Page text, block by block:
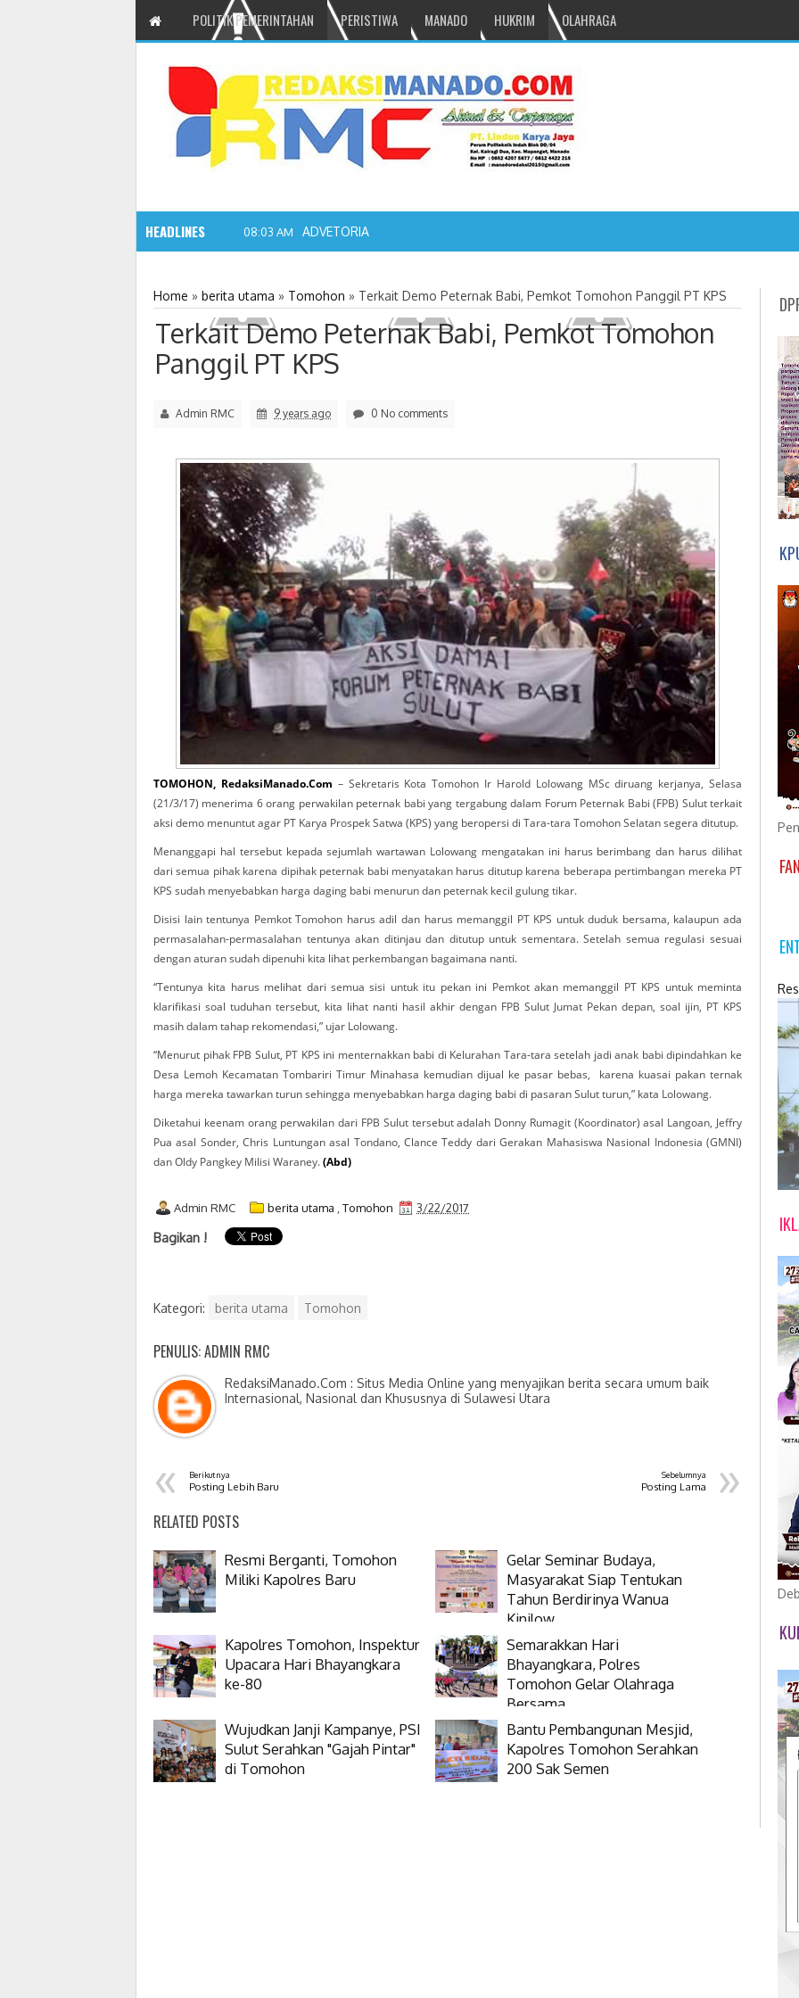
POLITIK PEMERINTAHAN PERISTIWA MANADO HUKRIM OLAHRAGA
HEADLINES 08:03 AM ADVETORIAL JONRU GANTIKAN MONO PIMPIN DPRD TOMO
Home » berita utama » Tomohon » Terkait Demo Peternak Babi, Pemkot Tomohon Panggil PT KPS
Terkait Demo Peternak Babi, Pemkot Tomohon
Panggil PT KPS
Admin RMC 9 years ago 0 No comments
TOMOHON, RedaksiManado.Com – Sekretaris Kota Tomohon Ir Harold Lolowang MSc diruang kerjanya, Selasa
(21/3/17) menerima 6 orang perwakilan peternak babi yang tergabung dalam Forum Peternak Babi (FPB) Sulut terkait
aksi demo menuntut agar PT Karya Prospek Satwa (KPS) yang beropersi di Tara-tara Tomohon Selatan segera ditutup.
Menanggapi hal tersebut kepada sejumlah wartawan Lolowang mengatakan ini harus berimbang dan harus dilihat
dari semua pihak karena dipihak peternak babi menyatakan harus ditutup karena beberapa pertimbangan mereka PT
KPS sudah menyebabkan harga daging babi menurun dan peternak kecil gulung tikar.
Disisi lain tentunya Pemkot Tomohon harus adil dan harus memanggil PT KPS untuk duduk bersama, kalaupun ada
permasalahan-permasalahan tentunya akan ditinjau dan ditutup untuk sementara. Setelah semua regulasi sesuai
dengan aturan sudah dipenuhi kita lihat perkembangan bagaimana nanti.
“Tentunya kita harus melihat dari semua sisi untuk itu pekan ini Pemkot akan memanggil PT KPS untuk meminta
klarifikasi soal tuduhan tersebut, kita lihat nanti hasil akhir dengan FPB Sulut Jumat Pekan depan, soal ijin, PT KPS
masih dalam tahap rekomendasi,” ujar Lolowang.
“Menurut pihak FPB Sulut, PT KPS ini menternakkan babi di Kelurahan Tara-tara setelah jadi anak babi dipindahkan ke
Desa Lemoh Kecamatan Tombariri Timur Minahasa kemudian dijual ke pasar bebas, karena kuasai pakan ternak
harga mereka tawarkan turun sehingga menyebabkan harga daging babi di pasaran Sulut turun,” kata Lolowang.
Diketahui keenam orang perwakilan dari FPB Sulut tersebut adalah Donny Rumagit (Koordinator) asal Langoan, Jeffry
Pua asal Sonder, Chris Luntungan asal Tondano, Clance Teddy dari Gerakan Mahasiswa Nasional Indonesia (GMNI)
dan Oldy Pangkey Milisi Waraney.(Abd)
Admin RMC berita utama Tomohon 3/22/2017
Bagikan !
Kategori: berita utama Tomohon
PENULIS: ADMIN RMC
RedaksiManado.Com : Situs Media Online yang menyajikan berita secara umum baik
Internasional, Nasional dan Khususnya di Sulawesi Utara
« Berikutnya
Posting Lebih Baru »
Sebelumnya
Posting Lama
RELATED POSTS
Resmi Berganti, Tomohon
Miliki Kapolres Baru
Gelar Seminar Budaya,
Masyarakat Siap Tentukan
Tahun Berdirinya Wanua
Kinilow
Kapolres Tomohon, Inspektur
Upacara Hari Bhayangkara
ke-80
Semarakkan Hari
Bhayangkara, Polres
Tomohon Gelar Olahraga
Bersama
Wujudkan Janji Kampanye, PSI
Sulut Serahkan "Gajah Pintar"
di Tomohon
Bantu Pembangunan Mesjid,
Kapolres Tomohon Serahkan
200 Sak Semen